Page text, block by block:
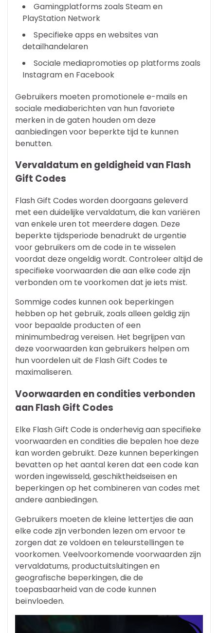
Gamingplatforms zoals Steam en
PlayStation Network
Specifieke apps en websites van
detailhandelaren
Sociale mediapromoties op platforms zoals
Instagram en Facebook
Gebruikers moeten promotionele e-mails en
sociale mediaberichten van hun favoriete
merken in de gaten houden om deze
aanbiedingen voor beperkte tijd te kunnen
benutten.
Vervaldatum en geldigheid van Flash
Gift Codes
Flash Gift Codes worden doorgaans geleverd
met een duidelijke vervaldatum, die kan variëren
van enkele uren tot meerdere dagen. Deze
beperkte tijdsperiode benadrukt de urgentie
voor gebruikers om de code in te wisselen
voordat deze ongeldig wordt. Controleer altijd de
specifieke voorwaarden die aan elke code zijn
verbonden om te voorkomen dat je iets mist.
Sommige codes kunnen ook beperkingen
hebben op het gebruik, zoals alleen geldig zijn
voor bepaalde producten of een
minimumbedrag vereisen. Het begrijpen van
deze voorwaarden kan gebruikers helpen om
hun voordelen uit de Flash Gift Codes te
maximaliseren.
Voorwaarden en condities verbonden
aan Flash Gift Codes
Elke Flash Gift Code is onderhevig aan specifieke
voorwaarden en condities die bepalen hoe deze
kan worden gebruikt. Deze kunnen beperkingen
bevatten op het aantal keren dat een code kan
worden ingewisseld, geschiktheidseisen en
beperkingen op het combineren van codes met
andere aanbiedingen.
Gebruikers moeten de kleine lettertjes die aan
elke code zijn verbonden lezen om ervoor te
zorgen dat ze voldoen en teleurstellingen te
voorkomen. Veelvoorkomende voorwaarden zijn
vervaldatums, productuitsluitingen en
geografische beperkingen, die de
toepasbaarheid van de code kunnen
beïnvloeden.